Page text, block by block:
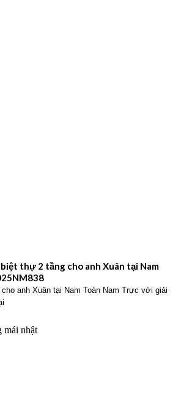
thự 2 tầng cho anh Xuân tại Nam
anh Xuân tại Nam Toàn Nam Trực với giải